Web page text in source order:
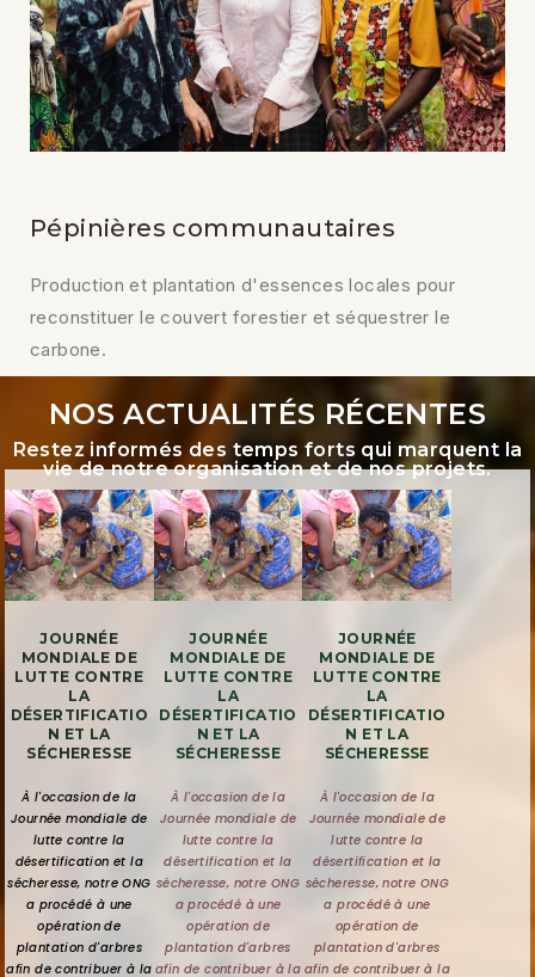
Pépinières communautaires
Production et plantation d'essences locales pour
reconstituer le couvert forestier et séquestrer le
carbone.
NOS ACTUALITÉS RÉCENTES
Restez informés des temps forts qui marquent la
vie de notre organisation et de nos projets.
JOURNÉE
MONDIALE DE
LUTTE CONTRE
LA
DÉSERTIFICATIO
N ET LA
SÉCHERESSE
À l'occasion de la
Journée mondiale de
lutte contre la
désertification et la
sécheresse, notre ONG
a procédé à une
opération de
plantation d'arbres
afin de contribuer à la
JOURNÉE
MONDIALE DE
LUTTE CONTRE
LA
DÉSERTIFICATIO
N ET LA
SÉCHERESSE
À l'occasion de la
Journée mondiale de
lutte contre la
désertification et la
sécheresse, notre ONG
a procédé à une
opération de
plantation d'arbres
afin de contribuer à la
JOURNÉE
MONDIALE DE
LUTTE CONTRE
LA
DÉSERTIFICATIO
N ET LA
SÉCHERESSE
À l'occasion de la
Journée mondiale de
lutte contre la
désertification et la
sécheresse, notre ONG
a procédé à une
opération de
plantation d'arbres
afin de contribuer à la